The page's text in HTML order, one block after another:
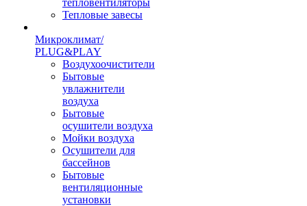
тепловентиляторы
Тепловые завесы
Микроклимат/
PLUG&PLAY
Воздухоочистители
Бытовые
увлажнители
воздуха
Бытовые
осушители воздуха
Мойки воздуха
Осушители для
бассейнов
Бытовые
вентиляционные
установки